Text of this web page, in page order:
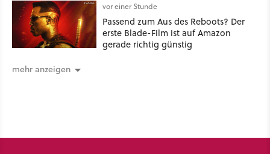
vor einer Stunde
Passend zum Aus des Reboots? Der
erste Blade-Film ist auf Amazon
gerade richtig günstig
mehr anzeigen